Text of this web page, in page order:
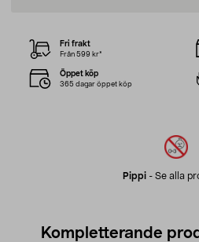
Pippi- Se alla
Fri frakt
Från 599 kr*
Öppet köp
365 dagar öppet köp
Kompletterande